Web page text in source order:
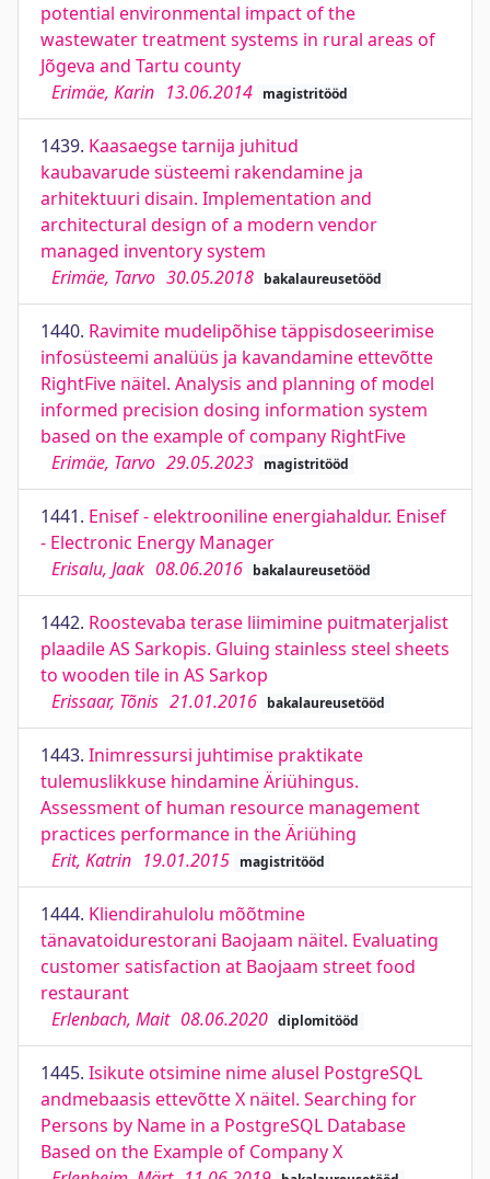
potential environmental impact of the
wastewater treatment systems in rural areas of
Jõgeva and Tartu county
Erimäe, Karin 13.06.2014 magistritööd
1439. Kaasaegse tarnija juhitud
kaubavarude süsteemi rakendamine ja
arhitektuuri disain. Implementation and
architectural design of a modern vendor
managed inventory system
Erimäe, Tarvo 30.05.2018 bakalaureusetööd
1440. Ravimite mudelipõhise täppisdoseerimise
infosüsteemi analüüs ja kavandamine ettevõtte
RightFive näitel. Analysis and planning of model
informed precision dosing information system
based on the example of company RightFive
Erimäe, Tarvo 29.05.2023 magistritööd
1441. Enisef - elektrooniline energiahaldur. Enisef
- Electronic Energy Manager
Erisalu, Jaak 08.06.2016 bakalaureusetööd
1442. Roostevaba terase liimimine puitmaterjalist
plaadile AS Sarkopis. Gluing stainless steel sheets
to wooden tile in AS Sarkop
Erissaar, Tõnis 21.01.2016 bakalaureusetööd
1443. Inimressursi juhtimise praktikate
tulemuslikkuse hindamine Äriühingus.
Assessment of human resource management
practices performance in the Äriühing
Erit, Katrin 19.01.2015 magistritööd
1444. Kliendirahulolu mõõtmine
tänavatoidurestorani Baojaam näitel. Evaluating
customer satisfaction at Baojaam street food
restaurant
Erlenbach, Mait 08.06.2020 diplomitööd
1445. Isikute otsimine nime alusel PostgreSQL
andmebaasis ettevõtte X näitel. Searching for
Persons by Name in a PostgreSQL Database
Based on the Example of Company X